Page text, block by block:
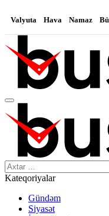
Valyuta Hava Namaz
Search…
Kateqoriyalar
Gündəm
Siyasət